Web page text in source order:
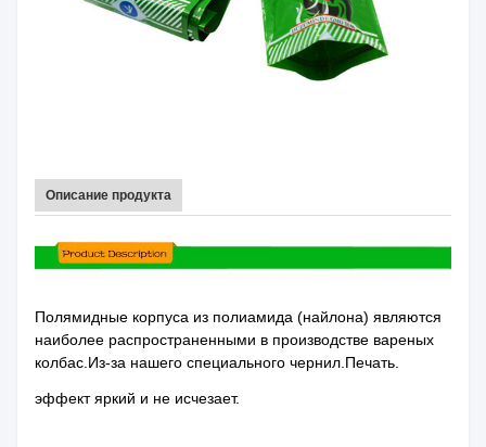
Описание продукта
Полямидные корпуса из полиамида (найлона) являются
наиболее распространенными в производстве вареных
колбас.Из-за нашего специального чернил.Печать.
эффект яркий и не исчезает.